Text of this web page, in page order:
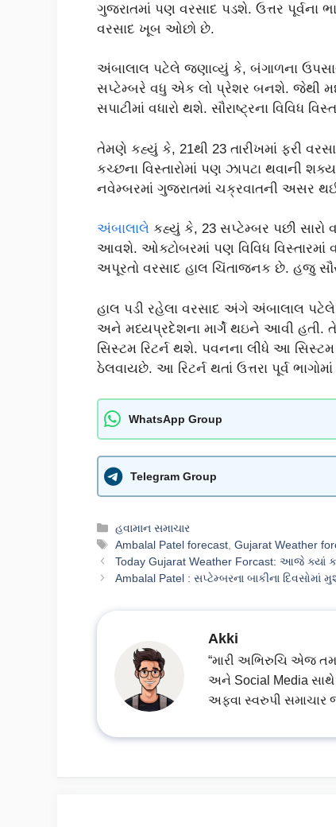
ગુજરાતમાં પણ વરસાદ પડશે. ઉત્તર પૂર્વના
વરસાદ ખૂબ ઓછો છે.
અંબાલાલ પટેલે જણાવ્યું કે, બંગાળના
સપ્ટેમ્બરે વધુ એક લો પ્રેશર બનશે. જેથી
સપાટીમાં વધારો થશે. સૌરાષ્ટ્રના વિવિધ
તેમણે કહ્યું કે, 21થી 23 તારીખમાં ફરી
કચ્છના વિસ્તારોમાં પણ ઝાપટા થવાની
નવેમ્બરમાં ગુજરાતમાં ચક્રવાતની અસર
અંબાલાલે કહ્યું કે, 23 સપ્ટેમ્બર પછી સારો
આવશે. ઓક્ટોબરમાં પણ વિવિધ વિસ્તારમાં
અપૂરતો વરસાદ હાલ ચિંતાજનક છે. હજુ
હાલ પડી રહેલા વરસાદ અંગે અંબાલાલ
અને મધ્યપ્રદેશના માર્ગે થઇને આવી હતી.
સિસ્ટમ રિટર્ન થશે. પવનના લીધે આ
ઠેલવાયછે. આ રિટર્ન થતાં ઉત્તરા પૂર્વ
WhatsApp Group
Telegram Group
Categories
હવામાન સમાચાર
Tags
Ambalal Patel forecast ,Gujarat Weather
Today Gujarat Weather Forcast: આજે ક્યાં
Ambalal Patel : સપ્ટેમ્બરના બાકીના
Akki
“મારી અભિરુચિ એજ
અને Social Media સાથે
અફવા સ્વરુપી સમાચાર